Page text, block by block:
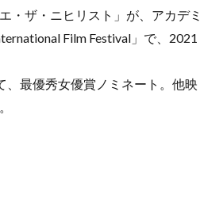
・ザ・ニヒリスト」が、アカデミ
Film Festival」で、2021
、最優秀女優賞ノミネート。他映